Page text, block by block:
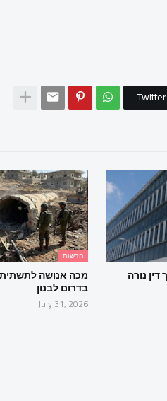
Twitter
נורה
חדשות
מכה אנושה
בדרום לבנון
July 31, 2026